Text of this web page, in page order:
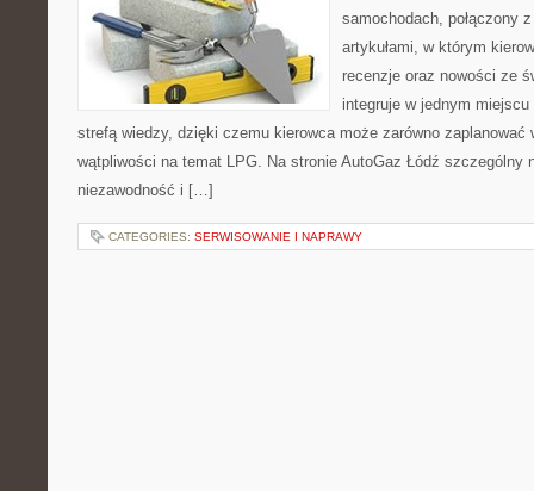
samochodach, połączony
artykułami, w którym
recenzje oraz nowości ze
integruje w jednym miejscu
strefą wiedzy, dzięki czemu kierowca może zarówno zaplanować
wątpliwości na temat LPG. Na stronie AutoGaz Łódź szczególny
niezawodność i […]
CATEGORIES: SERWISOWANIE I NAPRAWY